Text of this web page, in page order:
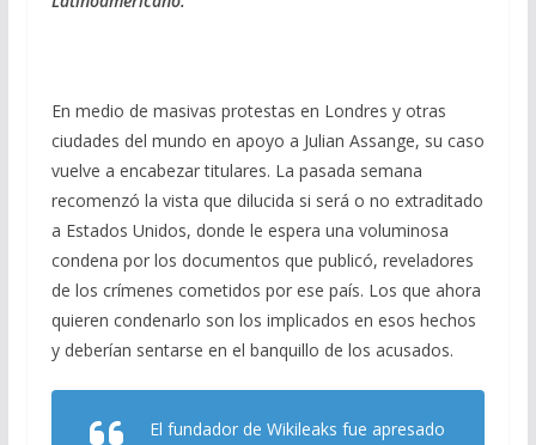
o
k
m p
p
ti
r
En medio de masivas protestas en Londres y otras
ciudades del mundo en apoyo a Julian Assange, su caso
vuelve a encabezar titulares. La pasada semana
recomenzó la vista que dilucida si será o no extraditado
a Estados Unidos, donde le espera una voluminosa
condena por los documentos que publicó, reveladores
de los crímenes cometidos por ese país. Los que ahora
quieren condenarlo son los implicados en esos hechos
y deberían sentarse en el banquillo de los acusados.
El fundador de Wikileaks fue apresado